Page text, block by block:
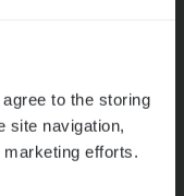
to the storing
site navigation,
efforts.